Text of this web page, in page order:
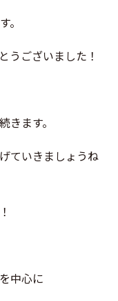
。
うございました！
きます。
ていきましょうね
中心に